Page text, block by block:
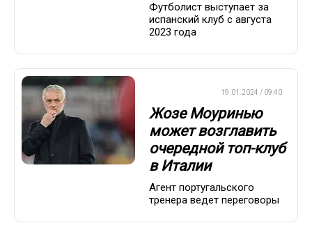
Футболист выступает за
испанский клуб с августа
2023 года
19.01.2024 / 09:40
Жозе Моуринью
может возглавить
очередной топ-клуб
в Италии
Агент португальского
тренера ведет переговоры